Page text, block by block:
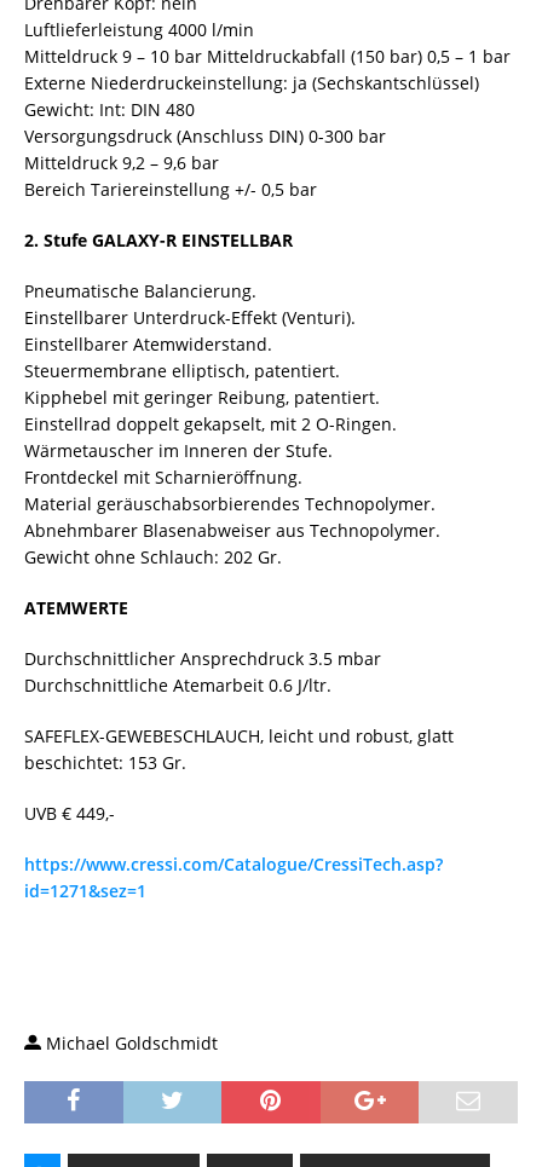
Luftlieferleistung 4000 l/min
Mitteldruck 9 – 10 bar Mitteldruckabfall (150 bar) 0,5 – 1 bar
Externe Niederdruckeinstellung: ja (Sechskantschlüssel)
Gewicht: Int: DIN 480
Versorgungsdruck (Anschluss DIN) 0-300 bar
Mitteldruck 9,2 – 9,6 bar
Bereich Tariereinstellung +/- 0,5 bar
2. Stufe GALAXY-R EINSTELLBAR
Pneumatische Balancierung.
Einstellbarer Unterdruck-Effekt (Venturi).
Einstellbarer Atemwiderstand.
Steuermembrane elliptisch, patentiert.
Kipphebel mit geringer Reibung, patentiert.
Einstellrad doppelt gekapselt, mit 2 O-Ringen.
Wärmetauscher im Inneren der Stufe.
Frontdeckel mit Scharnieröffnung.
Material geräuschabsorbierendes Technopolymer.
Abnehmbarer Blasenabweiser aus Technopolymer.
Gewicht ohne Schlauch: 202 Gr.
ATEMWERTE
Durchschnittlicher Ansprechdruck 3.5 mbar
Durchschnittliche Atemarbeit 0.6 J/ltr.
SAFEFLEX-GEWEBESCHLAUCH, leicht und robust, glatt
beschichtet: 153 Gr.
UVB € 449,-
https://www.cressi.com/Catalogue/CressiTech.asp?
id=1271&sez=1
Michael Goldschmidt